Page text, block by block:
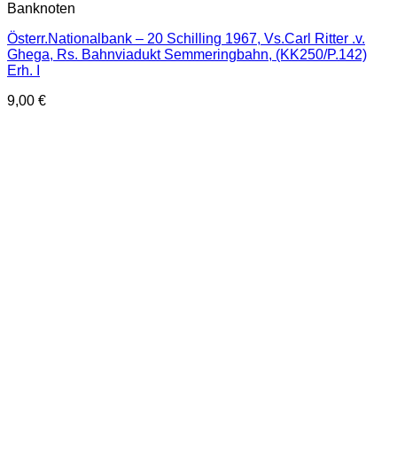
Banknoten
Österr.Nationalbank – 20 Schilling 1967, Vs.Carl Ritter .v.
Ghega, Rs. Bahnviadukt Semmeringbahn, (KK250/P.142)
Erh. I
9,00 €